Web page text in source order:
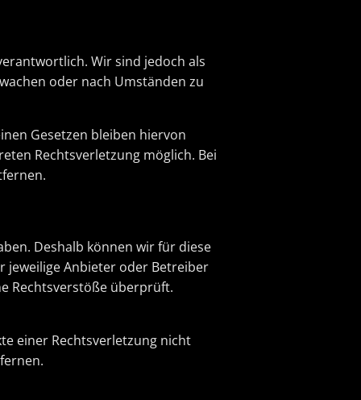
Wir sind jedoch als
oder nach Umständen zu
Gesetzen bleiben hiervon
Rechtsverletzung möglich. Bei
Deshalb können wir für diese
jeweilige Anbieter oder Betreiber
Rechtsverstöße überprüft.
einer Rechtsverletzung nicht